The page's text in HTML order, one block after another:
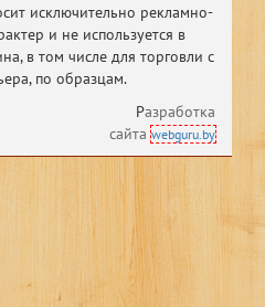
исключительно рекламно-
и не используется в
в том числе для торговли с
по образцам.
азработка
сайтаwebguru.by